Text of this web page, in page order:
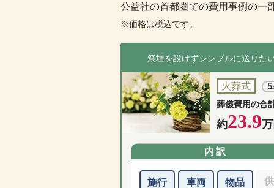
公益社の首都圏での費用事例の一
※価格は税込です。
祭壇を設けずシンプルに送りた
火葬式 5
葬儀費用の合
約23.9
内訳
施行 車両 物品